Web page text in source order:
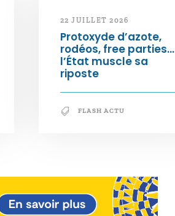
22 JUILLET 2026
Protoxyde d’azote,
rodéos, free parties…
l’État muscle sa
riposte
FLASH ACTU